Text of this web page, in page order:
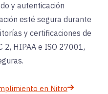
y autenticación
esté segura durante
y certificaciones de
2, HIPAA e ISO 27001,
en Nitro